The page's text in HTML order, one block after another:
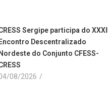
Sergipe participa do XXXIII
Descentralizado
do Conjunto CFESS-
08/2026 /